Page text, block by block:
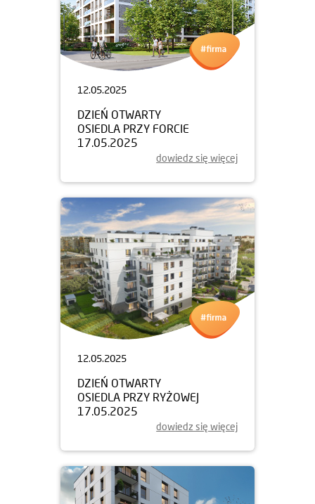
12.05.2025
DZIEŃ OTWARTY
OSIEDLA PRZY FORCIE
17.05.2025
dowiedz się więcej
12.05.2025
DZIEŃ OTWARTY
OSIEDLA PRZY RYŻOWEJ
17.05.2025
dowiedz się więcej